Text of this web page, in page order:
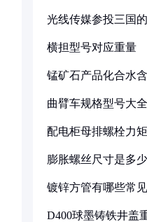
光线传媒参投三国
横担型号对应重量
锰矿石产品化合水
曲臂车规格型号大全
配电柜母排螺栓力
膨胀螺丝尺寸是多少
镀锌方管有哪些常
D400球墨铸铁井盖